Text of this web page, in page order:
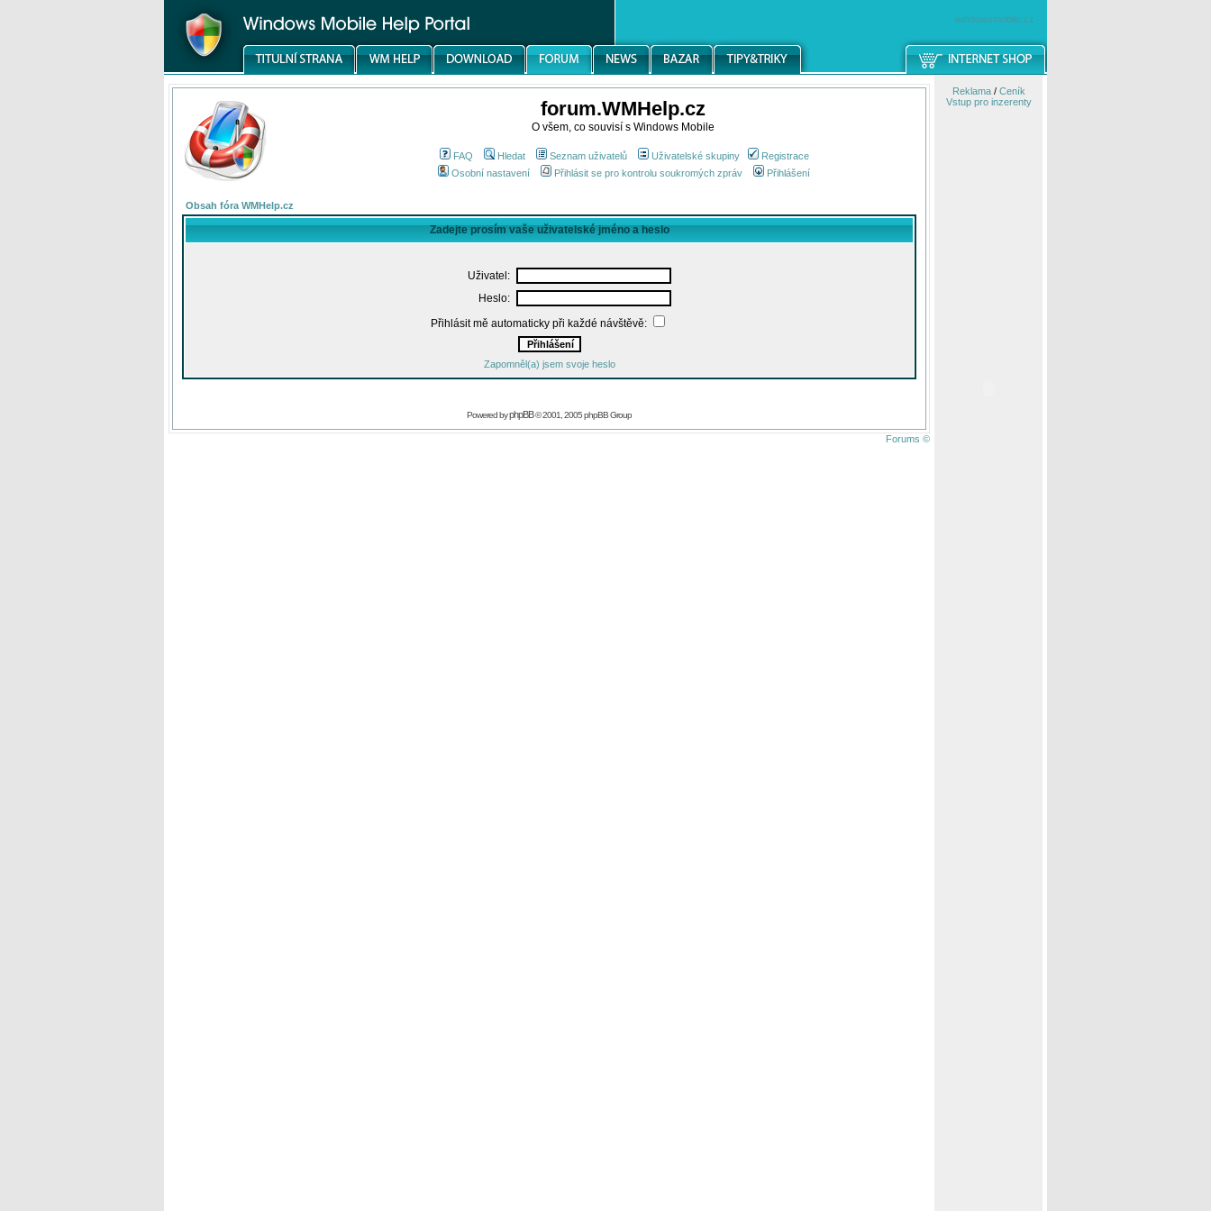
windowsmobile.cz
forum.WMHelp.cz
O všem, co souvisí s Windows Mobile
FAQ Hledat Seznam uživatelů Uživatelské skupiny
Registrace
Osobní nastavení
Přihlásit se pro kontrolu soukromých zpráv Přihlášení
Obsah fóra WMHelp.cz
Zadejte prosím vaše uživatelské jméno a heslo
Uživatel:
Heslo:
Přihlásit mě automaticky při každé návštěvě:
Zapomněl(a) jsem svoje heslo
Powered byphpBB© 2001, 2005 phpBB Group
Forums ©
Reklama/ Ceník
Vstup pro inzerenty